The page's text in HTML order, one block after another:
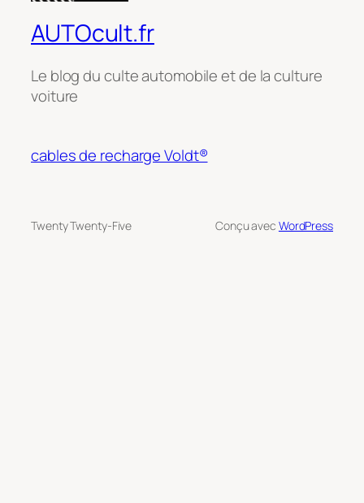
AUTOcult.fr
Le blog du culte automobile et de la culture
voiture
cables de recharge Voldt®
Twenty Twenty-Five Conçu avec WordPress